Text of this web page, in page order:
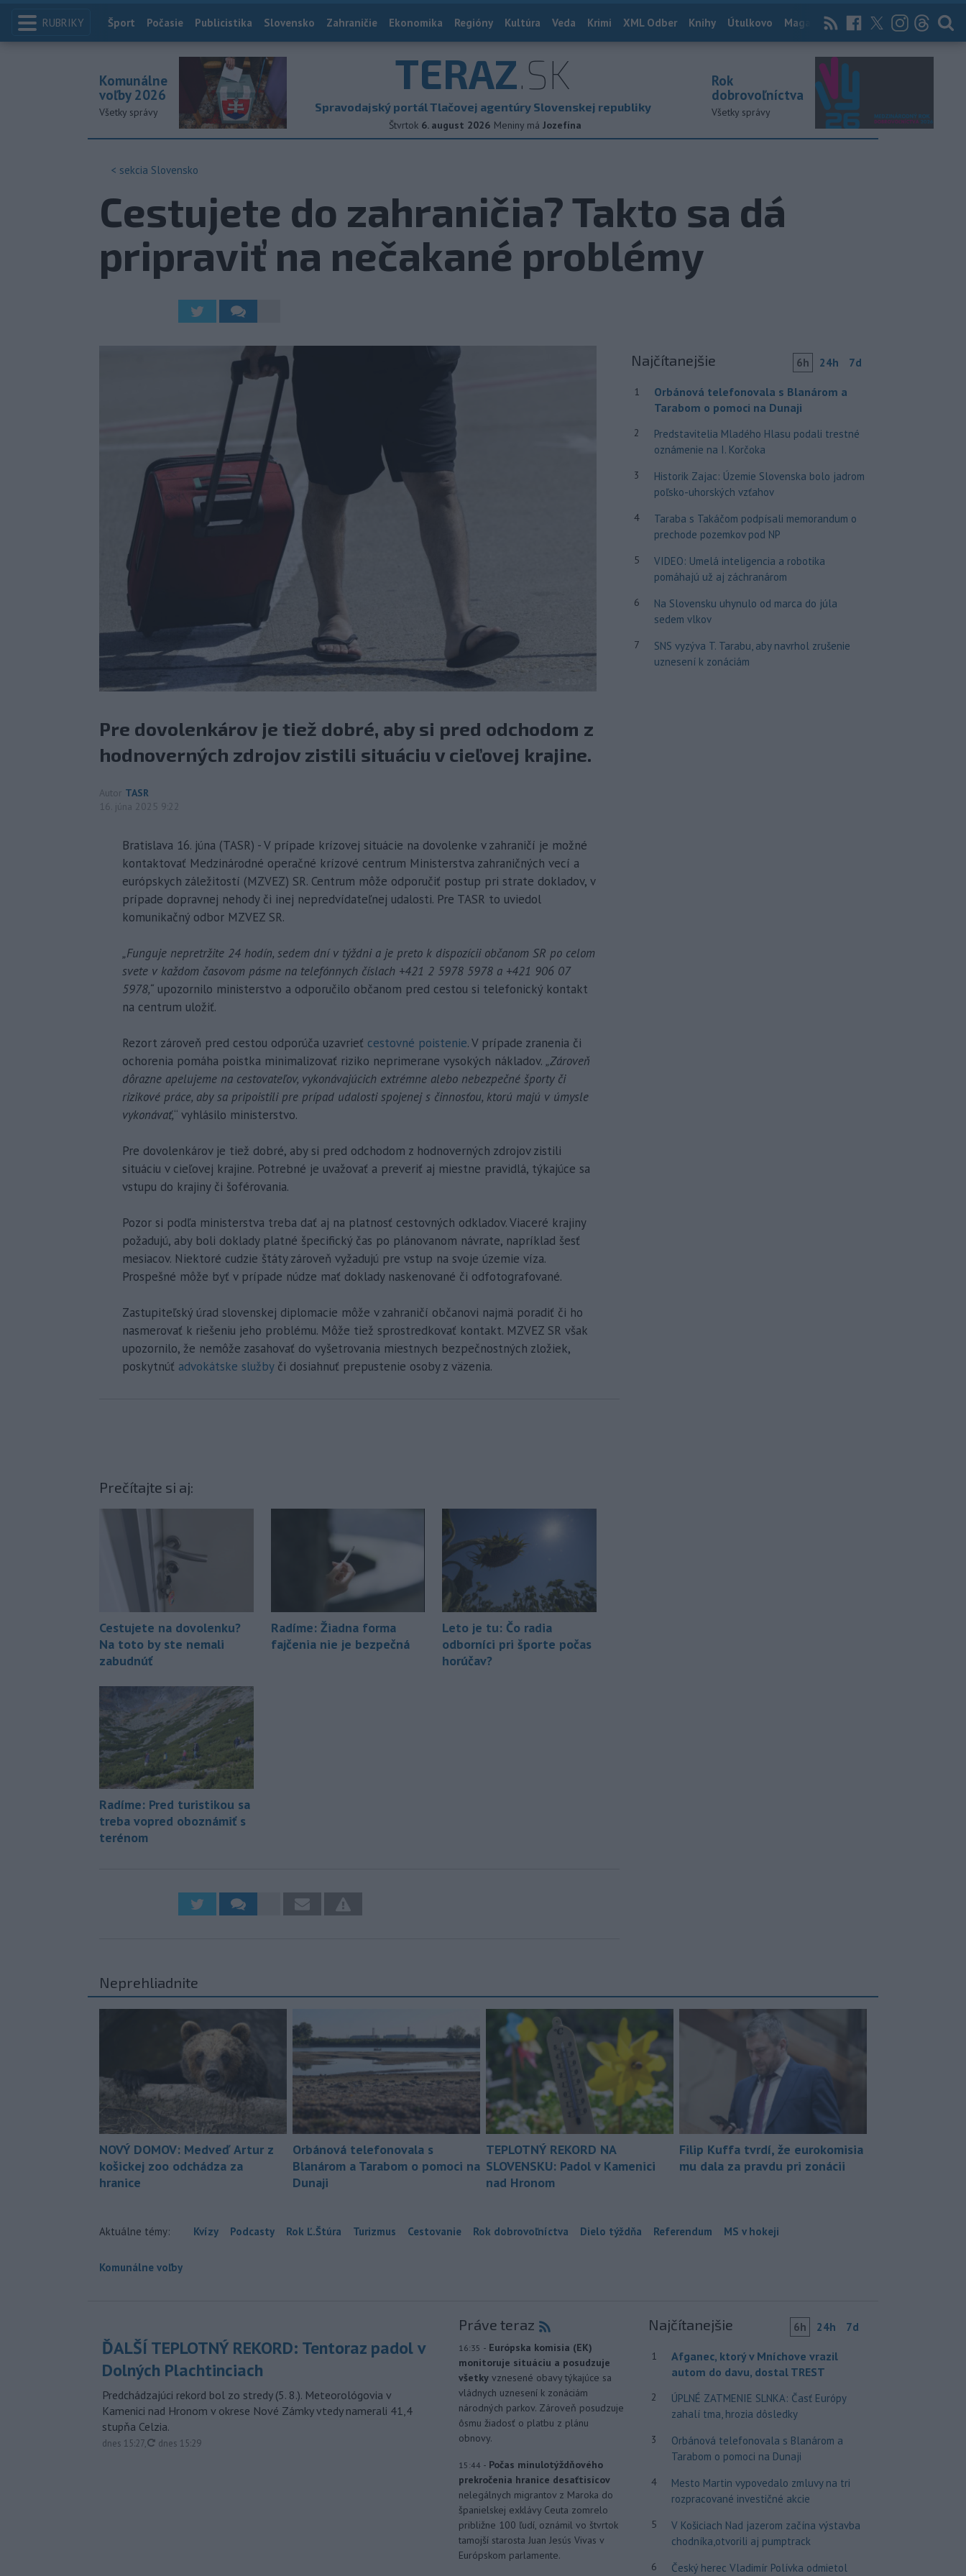
RUBRIKY Index
Šport Počasie Publicistika Slovensko Zahraničie Ekonomika Regióny Kultúra Veda Krimi XML Odber Knihy Útulkovo Magazín News Now Archív
TERAZ.SK
Spravodajský portál Tlačovej agentúry Slovenskej republiky
Štvrtok 6. august 2026 Meniny má Jozefína
Komunálne
voľby 2026
Všetky správy
Rok
dobrovoľníctva
Všetky správy
< sekcia Slovensko
Cestujete do zahraničia? Takto sa dá
pripraviť na nečakané problémy
Pre dovolenkárov je tiež dobré, aby si pred odchodom z
hodnoverných zdrojov zistili situáciu v cieľovej krajine.
Autor TASR
16. júna 2025 9:22
Bratislava 16. júna (TASR) - V prípade krízovej situácie na dovolenke v zahraničí je možné
kontaktovať Medzinárodné operačné krízové centrum Ministerstva zahraničných vecí a
európskych záležitostí (MZVEZ) SR. Centrum môže odporučiť postup pri strate dokladov, v
prípade dopravnej nehody či inej nepredvídateľnej udalosti. Pre TASR to uviedol
komunikačný odbor MZVEZ SR.
„Funguje nepretržite 24 hodín, sedem dní v týždni a je preto k dispozícii občanom SR po celom
svete v každom časovom pásme na telefónnych číslach +421 2 5978 5978 a +421 906 07
5978,“ upozornilo ministerstvo a odporučilo občanom pred cestou si telefonický kontakt
na centrum uložiť.
Rezort zároveň pred cestou odporúča uzavrieť cestovné poistenie. V prípade zranenia či
ochorenia pomáha poistka minimalizovať riziko neprimerane vysokých nákladov. „Zároveň
dôrazne apelujeme na cestovateľov, vykonávajúcich extrémne alebo nebezpečné športy či
rizikové práce, aby sa pripoistili pre prípad udalosti spojenej s činnosťou, ktorú majú v úmysle
vykonávať,“ vyhlásilo ministerstvo.
Pre dovolenkárov je tiež dobré, aby si pred odchodom z hodnoverných zdrojov zistili
situáciu v cieľovej krajine. Potrebné je uvažovať a preveriť aj miestne pravidlá, týkajúce sa
vstupu do krajiny či šoférovania.
Pozor si podľa ministerstva treba dať aj na platnosť cestovných odkladov. Viaceré krajiny
požadujú, aby boli doklady platné špecifický čas po plánovanom návrate, napríklad šesť
mesiacov. Niektoré cudzie štáty zároveň vyžadujú pre vstup na svoje územie víza.
Prospešné môže byť v prípade núdze mať doklady naskenované či odfotografované.
Zastupiteľský úrad slovenskej diplomacie môže v zahraničí občanovi najmä poradiť či ho
nasmerovať k riešeniu jeho problému. Môže tiež sprostredkovať kontakt. MZVEZ SR však
upozornilo, že nemôže zasahovať do vyšetrovania miestnych bezpečnostných zložiek,
poskytnúť advokátske službyči dosiahnuť prepustenie osoby z väzenia.
Prečítajte si aj:
Cestujete na dovolenku?
Na toto by ste nemali
zabudnúť
Radíme: Žiadna forma
fajčenia nie je bezpečná
Leto je tu: Čo radia
odborníci pri športe počas
horúčav?
Radíme: Pred turistikou sa
treba vopred oboznámiť s
terénom
Najčítanejšie 6h 24h 7d
1
Orbánová telefonovala s Blanárom a
Tarabom o pomoci na Dunaji
2
Predstavitelia Mladého Hlasu podali trestné
oznámenie na I. Korčoka
3
Historik Zajac: Územie Slovenska bolo jadrom
poľsko-uhorských vzťahov
4
Taraba s Takáčom podpísali memorandum o
prechode pozemkov pod NP
5
VIDEO: Umelá inteligencia a robotika
pomáhajú už aj záchranárom
6
Na Slovensku uhynulo od marca do júla
sedem vlkov
7
SNS vyzýva T. Tarabu, aby navrhol zrušenie
uznesení k zonáciám
Neprehliadnite
NOVÝ DOMOV: Medveď Artur z
košickej zoo odchádza za
hranice
Orbánová telefonovala s
Blanárom a Tarabom o pomoci na
Dunaji
TEPLOTNÝ REKORD NA
SLOVENSKU: Padol v Kamenici
nad Hronom
Filip Kuffa tvrdí, že eurokomisia
mu dala za pravdu pri zonácii
Aktuálne témy: Kvízy Podcasty Rok Ľ.Štúra Turizmus Cestovanie Rok dobrovoľníctva Dielo týždňa Referendum MS v hokeji
Komunálne voľby
ĎALŠÍ TEPLOTNÝ REKORD: Tentoraz padol v
Dolných Plachtinciach
Predchádzajúci rekord bol zo stredy (5. 8.). Meteorológovia v
Kamenici nad Hronom v okrese Nové Zámky vtedy namerali 41,4
stupňa Celzia.
dnes 15:27, aktualizované
dnes 15:29
Práve teraz
16:35 - Európska komisia (EK)
monitoruje situáciu a posudzuje
všetky vznesené obavy týkajúce sa
vládnych uznesení k zonáciám
národných parkov. Zároveň posudzuje
ôsmu žiadosť o platbu z plánu
obnovy.
15:44 - Počas minulotýždňového
prekročenia hranice desaťtisícov
nelegálnych migrantov z Maroka do
španielskej exklávy Ceuta zomrelo
približne 100 ľudí, oznámil vo štvrtok
tamojší starosta Juan Jesús Vivas v
Európskom parlamente.
Najčítanejšie 6h 24h 7d
1
Afganec, ktorý v Mníchove vrazil
autom do davu, dostal TREST
2
ÚPLNÉ ZATMENIE SLNKA: Časť Európy
zahalí tma, hrozia dôsledky
3
Orbánová telefonovala s Blanárom a
Tarabom o pomoci na Dunaji
4
Mesto Martin vypovedalo zmluvy na tri
rozpracované investičné akcie
5
V Košiciach Nad jazerom začína výstavba
chodníka,otvorili aj pumptrack
6 Český herec Vladimír Polívka odmietol